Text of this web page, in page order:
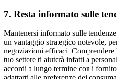
7. Resta informato sulle
Mantenersi informato sulle
un vantaggio strategico notevole,
negoziazioni efficaci.
tuo settore ti aiuterà infatti a
accordi a lungo termine con i
adattarti alle preferenze dei